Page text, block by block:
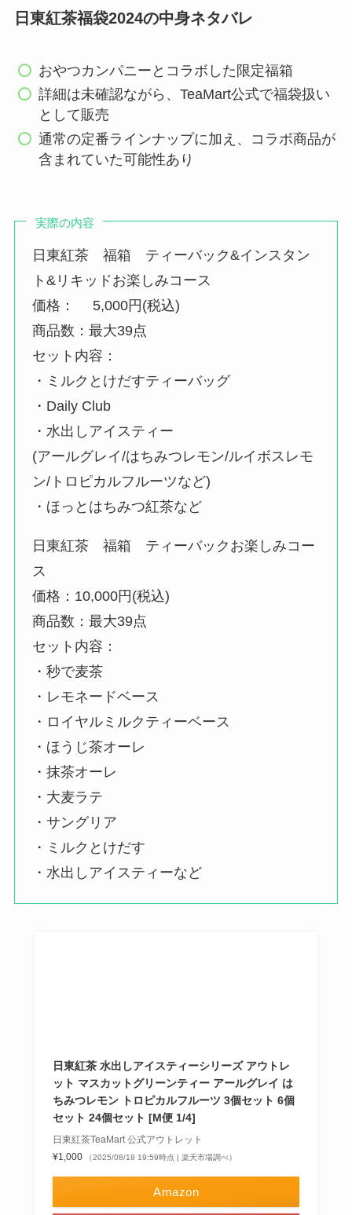
日東紅茶福袋2024の中身ネタバレ
おやつカンパニーとコラボした限定福箱
詳細は未確認ながら、TeaMart公式で福袋扱い
として販売
通常の定番ラインナップに加え、コラボ商品が
含まれていた可能性あり
実際の内容
日東紅茶 福箱 ティーバック&インスタン
ト&リキッドお楽しみコース
価格： 5,000円(税込)
商品数：最大39点
セット内容：
・ミルクとけだすティーバッグ
・Daily Club
・水出しアイスティー
(アールグレイ/はちみつレモン/ルイボスレモ
ン/トロピカルフルーツなど)
・ほっとはちみつ紅茶など
日東紅茶 福箱 ティーバックお楽しみコー
ス
価格：10,000円(税込)
商品数：最大39点
セット内容：
・秒で麦茶
・レモネードベース
・ロイヤルミルクティーベース
・ほうじ茶オーレ
・抹茶オーレ
・大麦ラテ
・サングリア
・ミルクとけだす
・水出しアイスティーなど
日東紅茶 水出しアイスティーシリーズ アウトレ
ット マスカットグリーンティー アールグレイ は
ちみつレモン トロピカルフルーツ 3個セット 6個
セット 24個セット [M便 1/4]
日東紅茶TeaMart 公式アウトレット
¥1,000
（2025/08/18 19:59時点 | 楽天市場調べ）
Amazon